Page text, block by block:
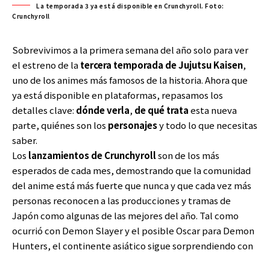
La temporada 3 ya está disponible en Crunchyroll. Foto:
Crunchyroll
Sobrevivimos a la primera semana del año solo para ver
el estreno de latercera temporada de Jujutsu Kaisen,
uno de los animes más famosos de la historia. Ahora que
ya está disponible en plataformas, repasamos los
detalles clave: dónde verla, de qué trataesta nueva
parte, quiénes son los personajesy todo lo que necesitas
saber.
Los lanzamientos de Crunchyrollson de los más
esperados de cada mes, demostrando que la comunidad
del anime está más fuerte que nunca y que cada vez más
personas reconocen a las producciones y tramas de
Japón como algunas de las mejores del año. Tal como
ocurrió con Demon Slayer y el posible Oscar para Demon
Hunters, el continente asiático sigue sorprendiendo con